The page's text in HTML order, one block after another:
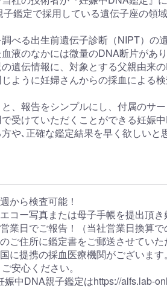
鑑定で採用している遺伝子座の領
調べる出生前遺伝子診断（NIPT）の
液のなかには微量のDNA断片があ
遺伝情報に、対象とする父親由来
ように妊婦さんからの採血による
、報告をシンプルにし、付属のサ
受けていただくことができる妊娠中
や､正確な鑑定結果を早く欲しいと
から検査可能！
コー写真または母子手帳を提出頂き
業日でご報告！（当社営業日換算で
ご住所に鑑定書をご郵送させていた
に提携の採血医療機関がございま
安心ください。
娠中DNA親子鑑定はhttps://